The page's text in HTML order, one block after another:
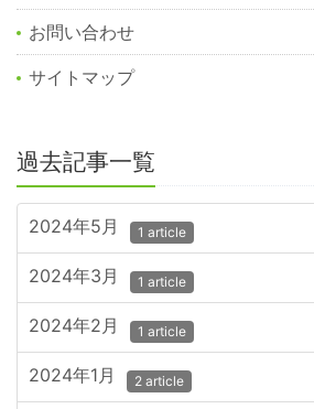
お問い合わせ
サイトマップ
過去記事一覧
2024年5月 1 article
2024年3月 1 article
2024年2月 1 article
2024年1月 2 article